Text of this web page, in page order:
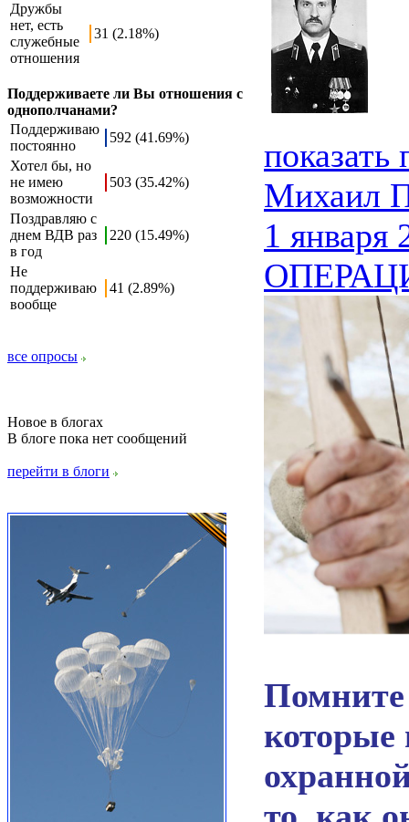
Дружбы
нет, есть
служебные
отношения
31 (2.18%)
Поддерживаете ли Вы отношения с
однополчанами?
Поддерживаю
постоянно
592 (41.69%)
Хотел бы, но
не имею
возможности
503 (35.42%)
Поздравляю с
днем ВДВ раз
в год
220 (15.49%)
Не
поддерживаю
вообще
41 (2.89%)
все опросы
Новое в блогах
В блоге пока нет сообщений
перейти в блоги
Михаил
1 января
Помните
которые